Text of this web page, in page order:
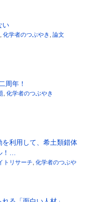
い
化学者のつぶやき 論文
周年！
化学者のつぶやき
利用して、希土類錯体
！…
トリサーチ 化学者のつぶや